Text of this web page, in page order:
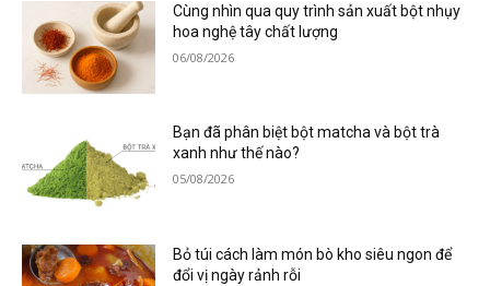
Cùng nhìn qua quy trình sản xuất bột nhụy
hoa nghệ tây chất lượng
06/08/2026
Bạn đã phân biệt bột matcha và bột trà
xanh như thế nào?
05/08/2026
Bỏ túi cách làm món bò kho siêu ngon để
đổi vị ngày rảnh rỗi